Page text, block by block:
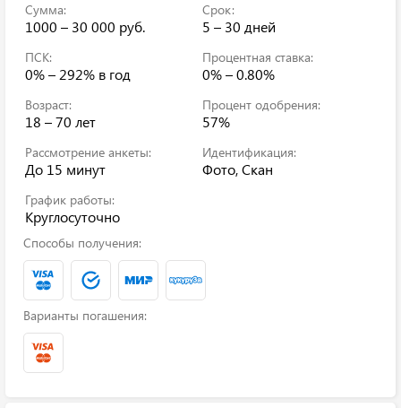
Сумма:
1000 – 30 000 руб.
Срок:
5 – 30 дней
ПСК:
0% – 292% в год
Процентная ставка:
0% – 0.80%
Возраст:
18 – 70 лет
Процент одобрения:
57%
Рассмотрение анкеты:
До 15 минут
Идентификация:
Фото, Скан
График работы:
Круглосуточно
Способы получения:
Варианты погашения: